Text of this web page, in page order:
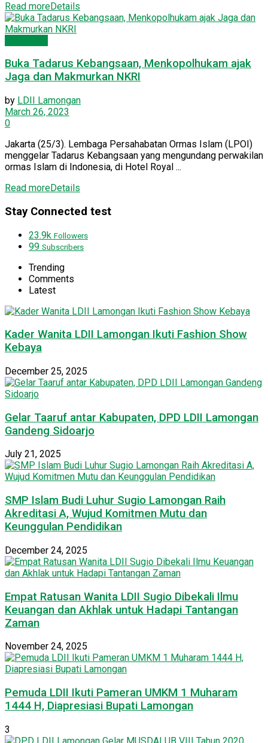
Read moreDetails
Buka Tadarus Kebangsaan, Menkopolhukam ajak
Jaga dan Makmurkan NKRI
by LDII Lamongan
March 26, 2023
0
Jakarta (25/3). Lembaga Persahabatan Ormas Islam (LPOI)
menggelar Tadarus Kebangsaan yang mengundang perwakilan
ormas Islam di Indonesia, di Hotel Royal ...
Read moreDetails
Stay Connected test
23.9k Followers
99 Subscribers
Trending
Comments
Latest
Kader Wanita LDII Lamongan Ikuti Fashion Show
Kebaya
December 25, 2025
Gelar Taaruf antar Kabupaten, DPD LDII Lamongan
Gandeng Sidoarjo
July 21, 2025
SMP Islam Budi Luhur Sugio Lamongan Raih
Akreditasi A, Wujud Komitmen Mutu dan
Keunggulan Pendidikan
December 24, 2025
Empat Ratusan Wanita LDII Sugio Dibekali Ilmu
Keuangan dan Akhlak untuk Hadapi Tantangan
Zaman
November 24, 2025
Pemuda LDII Ikuti Pameran UMKM 1 Muharam
1444 H, Diapresiasi Bupati Lamongan
3